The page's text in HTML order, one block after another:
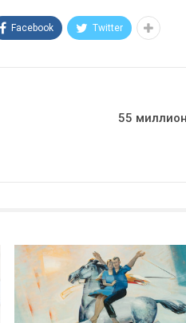
Facebook Twitter
55